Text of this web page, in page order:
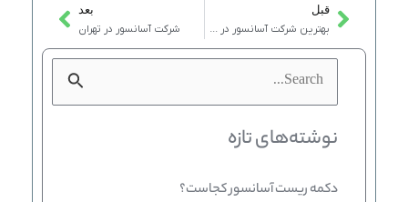
Prev
قبل
بهترین شرکت آسانسور در غرب تهران؛ ترکیب تخصص، کیفیت و رضایت مشتری
بعد
شرکت‌ آسانسور در تهرانNext
جستجو
برای:
نوشته‌های تازه
دکمه ریست آسانسور کجاست؟